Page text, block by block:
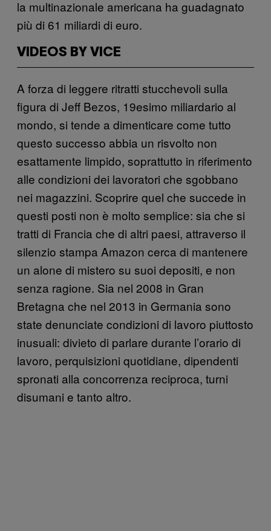
la multinazionale americana ha guadagnato
più di 61 miliardi di euro.
VIDEOS BY VICE
A forza di leggere ritratti stucchevoli sulla
figura di Jeff Bezos, 19esimo miliardario al
mondo, si tende a dimenticare come tutto
questo successo abbia un risvolto non
esattamente limpido, soprattutto in riferimento
alle condizioni dei lavoratori che sgobbano
nei magazzini. Scoprire quel che succede in
questi posti non è molto semplice: sia che si
tratti di Francia che di altri paesi, attraverso il
silenzio stampa Amazon cerca di mantenere
un alone di mistero su suoi depositi, e non
senza ragione. Sia nel 2008 in Gran
Bretagna che nel 2013 in Germania sono
state denunciate condizioni di lavoro piuttosto
inusuali: divieto di parlare durante l’orario di
lavoro, perquisizioni quotidiane, dipendenti
spronati alla concorrenza reciproca, turni
disumani e tanto altro.